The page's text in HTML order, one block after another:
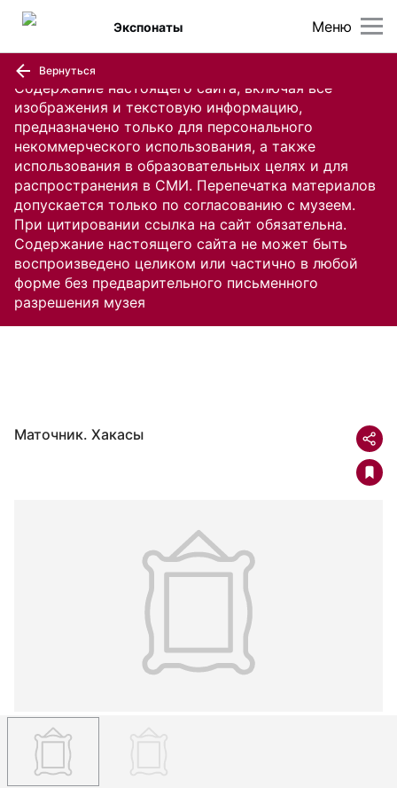
Содержание настоящего сайта, включая все
изображения и текстовую информацию,
предназначено только для персонального
некоммерческого использования, а также
использования в образовательных целях и для
распространения в СМИ. Перепечатка материалов
допускается только по согласованию с музеем.
При цитировании ссылка на сайт обязательна.
Содержание настоящего сайта не может быть
воспроизведено целиком или частично в любой
форме без предварительного письменного
разрешения музея
Меню
Экспонаты
Вернуться
Маточник. Хакасы